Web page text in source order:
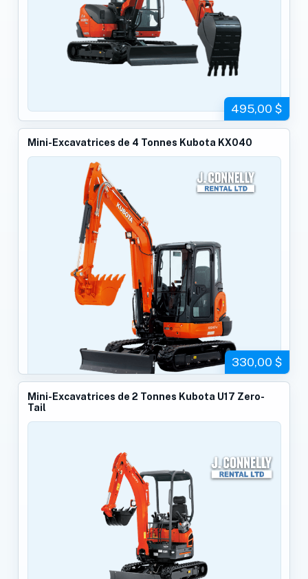
495,00 $
Mini-Excavatrices de 4 Tonnes Kubota KX040
330,00 $
Mini-Excavatrices de 2 Tonnes Kubota U17 Zero-
Tail